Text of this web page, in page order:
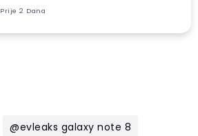
Prije 2 Dana
@evleaks galaxy note 8